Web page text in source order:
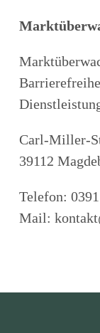
Carl-Miller-
39112
Telefon:
Mail: